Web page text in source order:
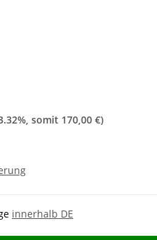
, somit 170,00 €)
innerhalb DE